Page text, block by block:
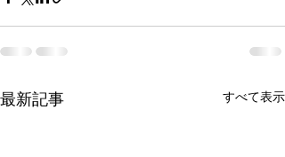
最新記事 すべて表示